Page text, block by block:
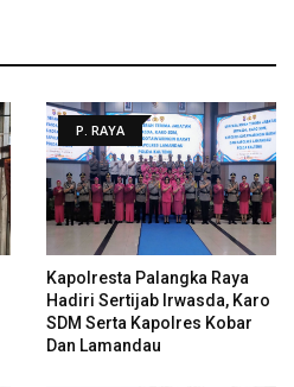
P. RAYA
Kapolresta Palangka Raya
Hadiri Sertijab Irwasda, Karo
SDM Serta Kapolres Kobar
Dan Lamandau